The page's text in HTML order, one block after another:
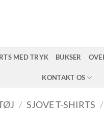
MED TRYK BUKSER
KONTAKT OS
/ SJOVE T-SHIRTS /